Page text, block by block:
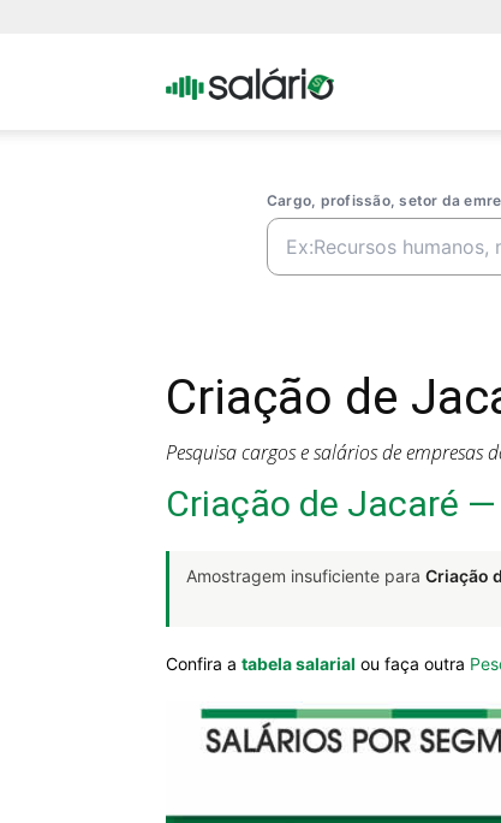
Portal
Cargo, profissão, setor da
Criação de
Pesquisa cargos e salários de empresas
Criação de Jacaré
Amostragem insuficiente para Criação
Confira a tabela salarial ou faça outra